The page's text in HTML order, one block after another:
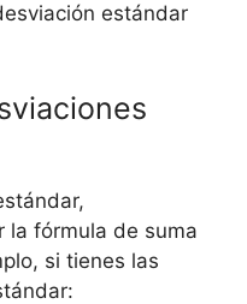
estándar
la fórmula de suma
si tienes las